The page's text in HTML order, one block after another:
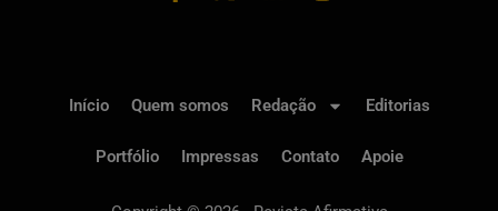
Início Quem somos Redação Editorias
Portfólio Impressas Contato Apoie